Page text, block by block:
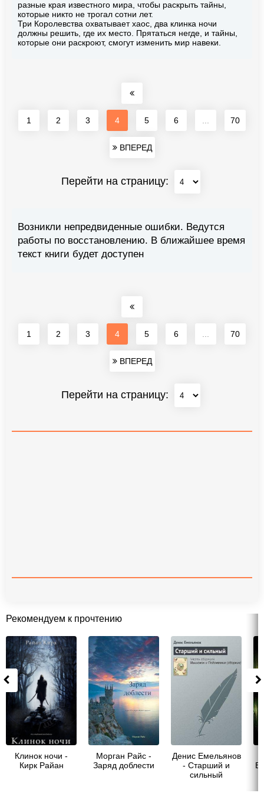
разные края известного мира, чтобы раскрыть тайны,
которые никто не трогал сотни лет.
Три Королевства охватывает хаос, два клинка ночи
должны решить, где их место. Прятаться негде, и тайны,
которые они раскроют, смогут изменить мир навеки.
1 2 3 4 5 6 70
ВПЕРЕД
Перейти на страницу:
Возникли непредвиденные ошибки. Ведутся
работы по восстановлению. В ближайшее время
текст книги будет доступен
1 2 3 4 5 6 70
ВПЕРЕД
Перейти на страницу:
Рекомендуем к прочтению
Клинок ночи -
Кирк Райан
Морган Райс -
Заряд доблести
Денис Емельянов
- Старший и
сильный